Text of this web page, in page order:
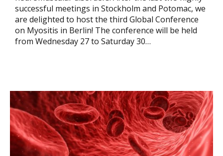
successful meetings in Stockholm and Potomac, we
are delighted to host the third Global Conference
on Myositis in Berlin! The conference will be held
from Wednesday 27 to Saturday 30…